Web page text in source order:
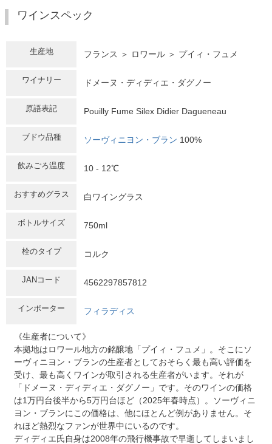
ワインスペック
生産地 フランス ＞ ロワール ＞ プイィ・フュメ
ワイナリー ドメーヌ・ディディエ・ダグノー
原語表記 Pouilly Fume Silex Didier Dagueneau
ブドウ品種 ソーヴィニヨン・ブラン 100%
飲みごろ温度 10 - 12℃
おすすめグラス 白ワイングラス
ボトルサイズ 750ml
栓のタイプ コルク
JANコード 4562297857812
インポーター フィラディス
《生産者について》
本拠地はロワール地方の銘醸地「プイィ・フュメ」。そこにソ
ーヴィニヨン・ブランの生産者としておそらく最も高い評価を
受け、最も高くワインが取引される生産者がいます。それが
「ドメーヌ・ディディエ・ダグノー」です。そのワインの価格
は1万円台後半から5万円台ほど（2025年春時点）。ソーヴィニ
ヨン・ブランにこの価格は、他にほとんど例がありません。そ
れほど熱烈なファンが世界中にいるのです。
ディディエ氏自身は2008年の飛行機事故で早逝してしまいまし